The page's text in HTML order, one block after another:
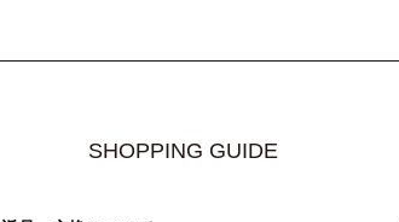
SHOPPING GUIDE